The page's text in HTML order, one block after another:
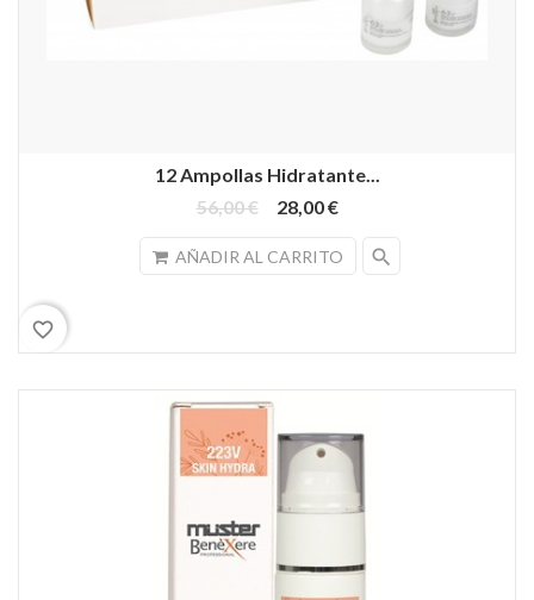
12 Ampollas Hidratante...
56,00 €
28,00 €
AÑADIR AL CARRITO search
favorite_border